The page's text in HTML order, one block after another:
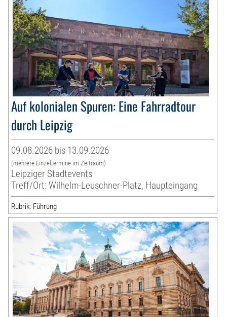
Auf kolonialen Spuren: Eine Fahrradtour
durch Leipzig
09.08.2026 bis 13.09.2026
(mehrere Einzeltermine im Zeitraum)
Leipziger Stadtevents
Treff/Ort: Wilhelm-Leuschner-Platz, Haupteingang
Rubrik: Führung